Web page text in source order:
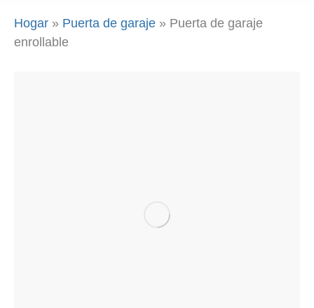
Hogar » Puerta de garaje » Puerta de garaje
enrollable